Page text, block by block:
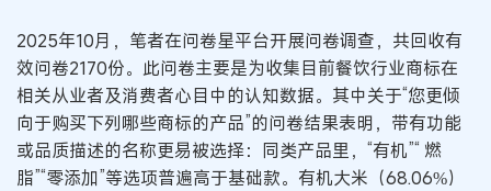
2025年10月，笔者在问卷星平台开展问卷调查，共回收有
效问卷2170份。此问卷主要是为收集目前餐饮行业商标在
相关从业者及消费者心目中的认知数据。其中关于“您更倾
向于购买下列哪些商标的产品”的问卷结果表明，带有功能
或品质描述的名称更易被选择：同类产品里，“有机”“ 燃
脂”“零添加”等选项普遍高于基础款。有机大米（68.06%）